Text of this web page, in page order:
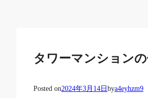
タワーマンション
Posted on2024年3月14日bya4eyhzm9